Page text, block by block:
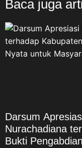
Baca juga
Darsum
Nurachadiana
Bukti